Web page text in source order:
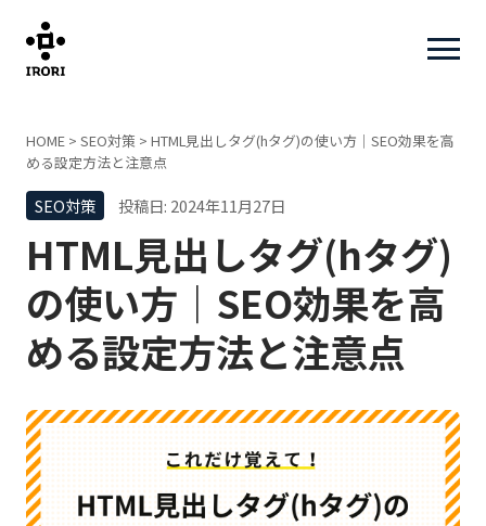
HOME > SEO対策 > HTML見出しタグ(hタグ)の使い方｜SEO効果を高
める設定方法と注意点
SEO対策 投稿日: 2024年11月27日
HTML見出しタグ(hタグ)
の使い方｜SEO効果を高
める設定方法と注意点